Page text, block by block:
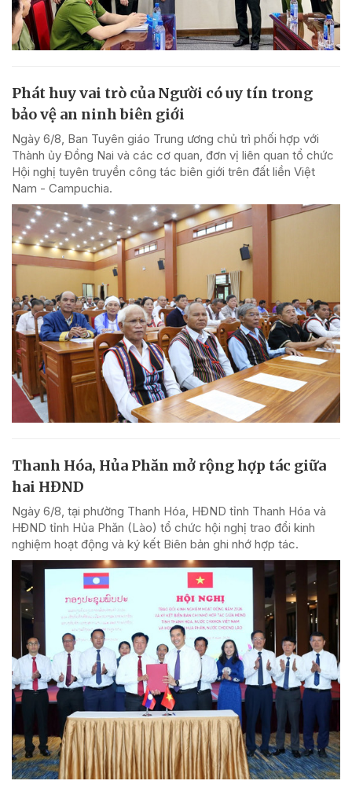
Phát huy vai trò của Người có uy tín trong
bảo vệ an ninh biên giới
Ngày 6/8, Ban Tuyên giáo Trung ương chủ trì phối hợp với
Thành ủy Đồng Nai và các cơ quan, đơn vị liên quan tổ chức
Hội nghị tuyên truyền công tác biên giới trên đất liền Việt
Nam - Campuchia.
Thanh Hóa, Hủa Phăn mở rộng hợp tác giữa
hai HĐND
Ngày 6/8, tại phường Thanh Hóa, HĐND tỉnh Thanh Hóa và
HĐND tỉnh Hủa Phăn (Lào) tổ chức hội nghị trao đổi kinh
nghiệm hoạt động và ký kết Biên bản ghi nhớ hợp tác.